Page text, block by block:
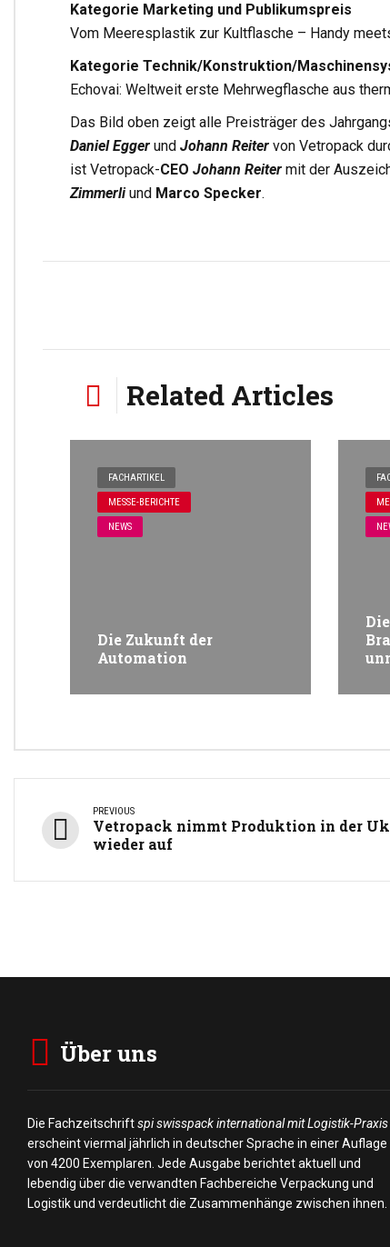
Kategorie Marketing und Publikumspreis
Vom Meeresplastik zur Kultflasche – Handy
Kategorie Technik/Konstruktion/
Echovai: Weltweit erste Mehrwegflasche aus
Das Bild oben zeigt alle Preisträger des
Daniel Egger und Johann Reiter von Vetropack
ist Vetropack-CEO Johann Reiter mit der
Zimmerliund Marco Specker.
Related Articles
FACHARTIKEL
MESSE-BERICHTE
NEWS
Die Zukunft der
Automation
PREVIOUS
Vetropack nimmt Produktion in der
wieder auf
Über uns
Die Fachzeitschriftspi swisspack international mit Logistik-Praxis
erscheint viermal jährlich in deutscher Sprache in einer Auflage
von 4200 Exemplaren. Jede Ausgabe berichtet aktuell und
lebendig über die verwandten Fachbereiche Verpackung und
Logistik und verdeutlicht die Zusammenhänge zwischen ihnen.